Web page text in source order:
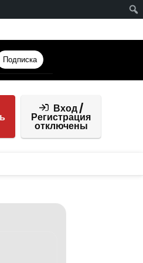
Подписка
Вход /
Регистрация
отключены